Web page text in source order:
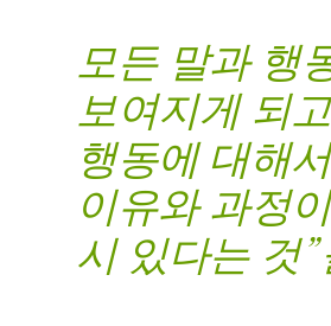
모든 말과 행
보여지게 되
행동에 대해
이유와 과정
시 있다는 것”